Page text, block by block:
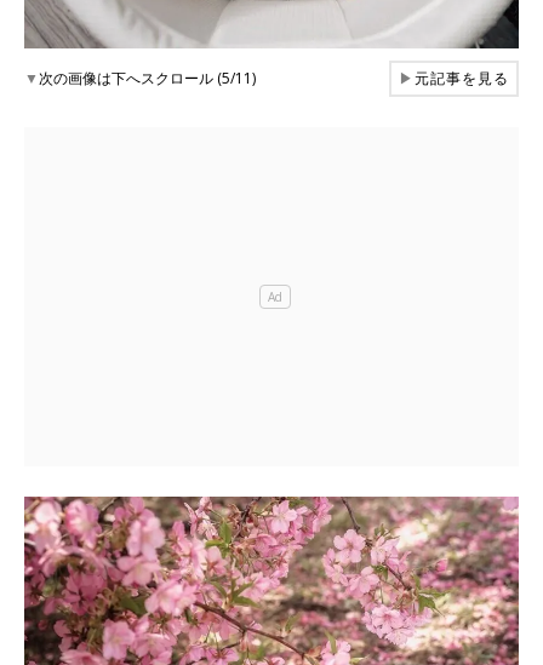
▼次の画像は下へスクロール (5/11) ▶元記事を見る